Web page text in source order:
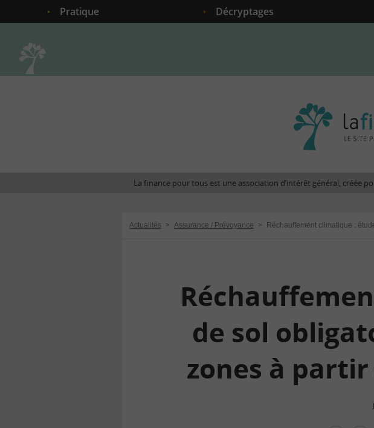
Pratique Décryptages
La finance pour tous est une association d’intérêt général, créée
Actualités > Assurance / Prévoyance >
de sol
zones à